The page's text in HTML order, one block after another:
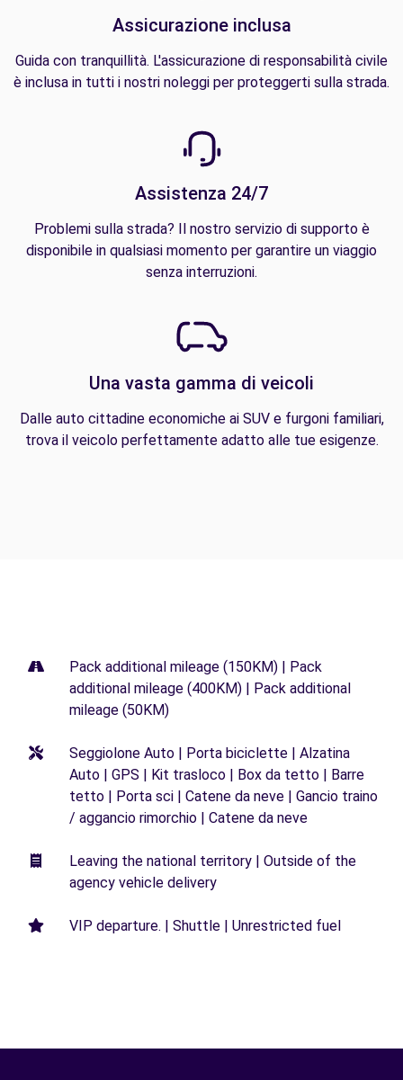
Assicurazione inclusa
Guida con tranquillità. L'assicurazione di responsabilità civile
è inclusa in tutti i nostri noleggi per proteggerti sulla strada.
Assistenza 24/7
Problemi sulla strada? Il nostro servizio di supporto è
disponibile in qualsiasi momento per garantire un viaggio
senza interruzioni.
Una vasta gamma di veicoli
Dalle auto cittadine economiche ai SUV e furgoni familiari,
trova il veicolo perfettamente adatto alle tue esigenze.
Pack additional mileage (150KM) | Pack
additional mileage (400KM) | Pack additional
mileage (50KM)
Seggiolone Auto | Porta biciclette | Alzatina
Auto | GPS | Kit trasloco | Box da tetto | Barre
tetto | Porta sci | Catene da neve | Gancio traino
/ aggancio rimorchio | Catene da neve
Leaving the national territory | Outside of the
agency vehicle delivery
VIP departure. | Shuttle | Unrestricted fuel